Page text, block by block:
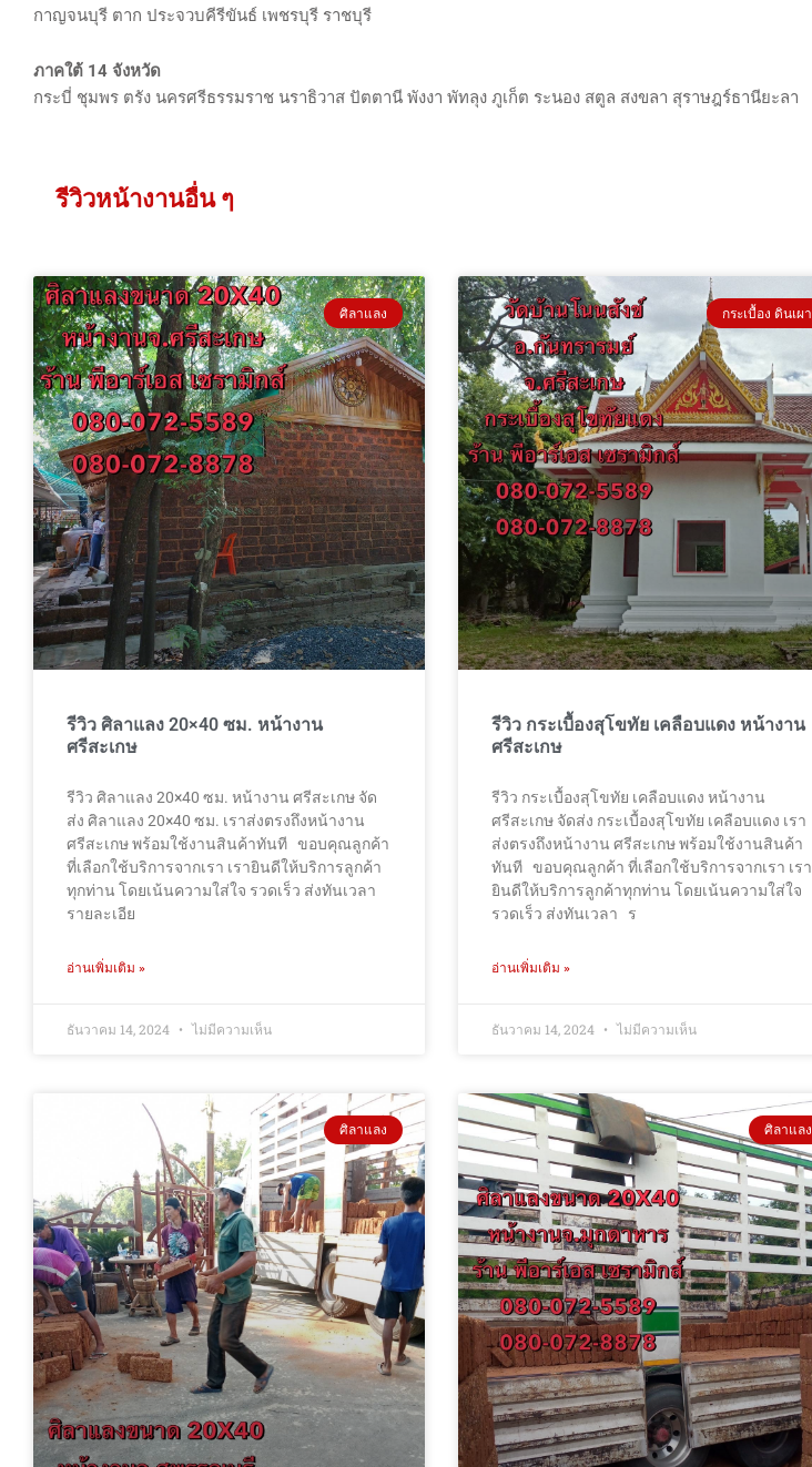
กาญจนบุรี ตาก ประจวบคีรีขันธ์ เพชรบุรี ราชบุรี
ภาคใต้ 14 จังหวัด
กระบี่ ชุมพร ตรัง นครศรีธรรมราช นราธิวาส ปัตตานี พังงา พัทลุง ภูเก็ต ระนอง สตูล สงขลา สุราษฎร์ธานียะลา
รีวิวหน้างานอื่น ๆ
ศิลาแลง
รีวิว ศิลาแลง 20×40 ซม. หน้างาน
ศรีสะเกษ
รีวิว ศิลาแลง 20×40 ซม. หน้างาน ศรีสะเกษ จัด
ส่ง ศิลาแลง 20×40 ซม. เราส่งตรงถึงหน้างาน
ศรีสะเกษ พร้อมใช้งานสินค้าทันที ขอบคุณลูกค้า
ที่เลือกใช้บริการจากเรา เรายินดีให้บริการลูกค้า
ทุกท่าน โดยเน้นความใส่ใจ รวดเร็ว ส่งทันเวลา
รายละเอีย
อ่านเพิ่มเติม »
ธันวาคม 14, 2024 ไม่มีความเห็น
กระเบื้อง ดินเผา
รีวิว กระเบื้องสุโขทัย เคลือบแดง หน้างาน
ศรีสะเกษ
รีวิว กระเบื้องสุโขทัย เคลือบแดง หน้างาน
ศรีสะเกษ จัดส่ง กระเบื้องสุโขทัย เคลือบแดง เรา
ส่งตรงถึงหน้างาน ศรีสะเกษ พร้อมใช้งานสินค้า
ทันที ขอบคุณลูกค้า ที่เลือกใช้บริการจากเรา เรา
ยินดีให้บริการลูกค้าทุกท่าน โดยเน้นความใส่ใจ
รวดเร็ว ส่งทันเวลา ร
อ่านเพิ่มเติม »
ธันวาคม 14, 2024 ไม่มีความเห็น
ศิลาแลง ศิลาแลง